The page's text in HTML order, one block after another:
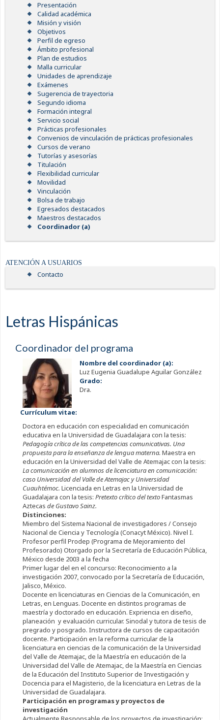
Presentación
Calidad académica
Misión y visión
Objetivos
Perfil de egreso
Ámbito profesional
Plan de estudios
Malla curricular
Unidades de aprendizaje
Exámenes
Sugerencia de trayectoria
Segundo idioma
Formación integral
Servicio social
Prácticas profesionales
Convenios de vinculación de prácticas profesionales
Cursos de verano
Tutorías y asesorías
Titulación
Flexibilidad curricular
Movilidad
Vinculación
Bolsa de trabajo
Egresados destacados
Maestros destacados
Coordinador (a)
ATENCIÓN A USUARIOS
Contacto
Letras Hispánicas
Coordinador del programa
Nombre del coordinador (a):
Luz Eugenia Guadalupe Aguilar González
Grado:
Dra.
Currículum vitae:
Doctora en educación con especialidad en comunicación
educativa en la Universidad de Guadalajara con la tesis:
Pedagogía crítica de las competencias comunicativas. Una
propuesta para la enseñanza de lengua materna. Maestra en
educación en la Universidad del Valle de Atemajac con la tesis:
La comunicación en alumnos de licenciatura en comunicación:
caso Universidad del Valle de Atemajac y Universidad
Cuauhtémoc. Licenciada en Letras en la Universidad de
Guadalajara con la tesis: Pretexto crítico del textoFantasmas
Aztecas de Gustavo Sainz.
Distinciones:
Miembro del Sistema Nacional de investigadores / Consejo
Nacional de Ciencia y Tecnología (Conacyt México). Nivel I.
Profesor perfil Prodep (Programa de Mejoramiento del
Profesorado) Otorgado por la Secretaría de Educación Pública,
México desde 2003 a la fecha
Primer lugar del en el concurso: Reconocimiento a la
investigación 2007, convocado por la Secretaría de Educación,
Jalisco, México.
Docente en licenciaturas en Ciencias de la Comunicación, en
Letras, en Lenguas. Docente en distintos programas de
maestría y doctorado en educación. Expriencia en diseño,
planeación y evaluación curricular. Sinodal y tutora de tesis de
pregrado y posgrado. Instructora de cursos de capacitación
docente. Participación en la reforma curricular de la
licenciatura en ciencias de la comunicación de la Universidad
del Valle de Atemajac, de la Maestría en educación de la
Universidad del Valle de Atemajac, de la Maestría en Ciencias
de la Educación del Instituto Superior de Investigación y
Docencia para el Magisterio, de la licenciatura en Letras de la
Universidad de Guadalajara.
Participación en programas y proyectos de
investigación